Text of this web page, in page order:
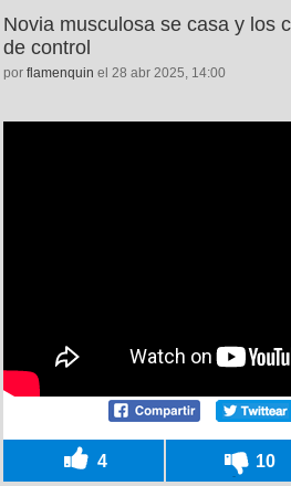
Novia musculosa se casa y los
de control
por flamenquin el 28 abr 2025, 14:00
4 10